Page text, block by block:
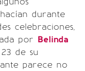
durante
celebraciones,
por Belinda
de su
parece no